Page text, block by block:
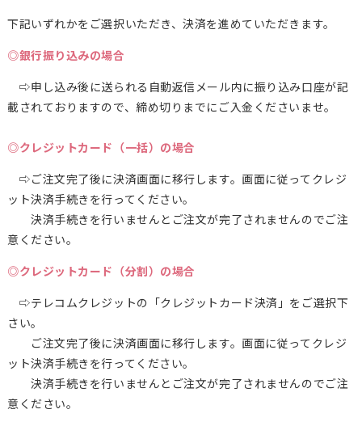
下記いずれかをご選択いただき、決済を進めていただきます。
◎銀行振り込みの場合
⇨申し込み後に送られる自動返信メール内に振り込み口座が記
載されておりますので、締め切りまでにご入金くださいませ。
◎クレジットカード（一括）の場合
⇨ご注文完了後に決済画面に移行します。画面に従ってクレジ
ット決済手続きを行ってください。
決済手続きを行いませんとご注文が完了されませんのでご注
意ください。
◎クレジットカード（分割）の場合
⇨テレコムクレジットの「クレジットカード決済」をご選択下
さい。
ご注文完了後に決済画面に移行します。画面に従ってクレジ
ット決済手続きを行ってください。
決済手続きを行いませんとご注文が完了されませんのでご注
意ください。